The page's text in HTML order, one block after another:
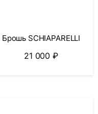
Брошь SCHIAPARELLI
21 000₽